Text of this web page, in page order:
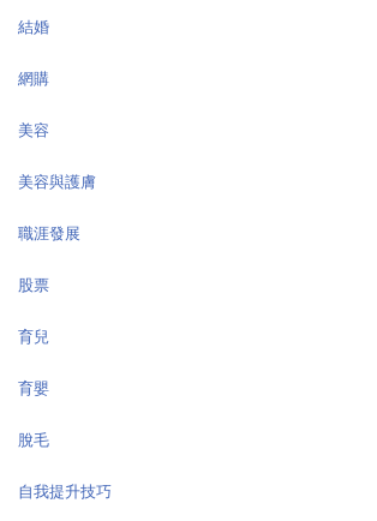
結婚
網購
美容
美容與護膚
職涯發展
股票
育兒
育嬰
脫毛
自我提升技巧